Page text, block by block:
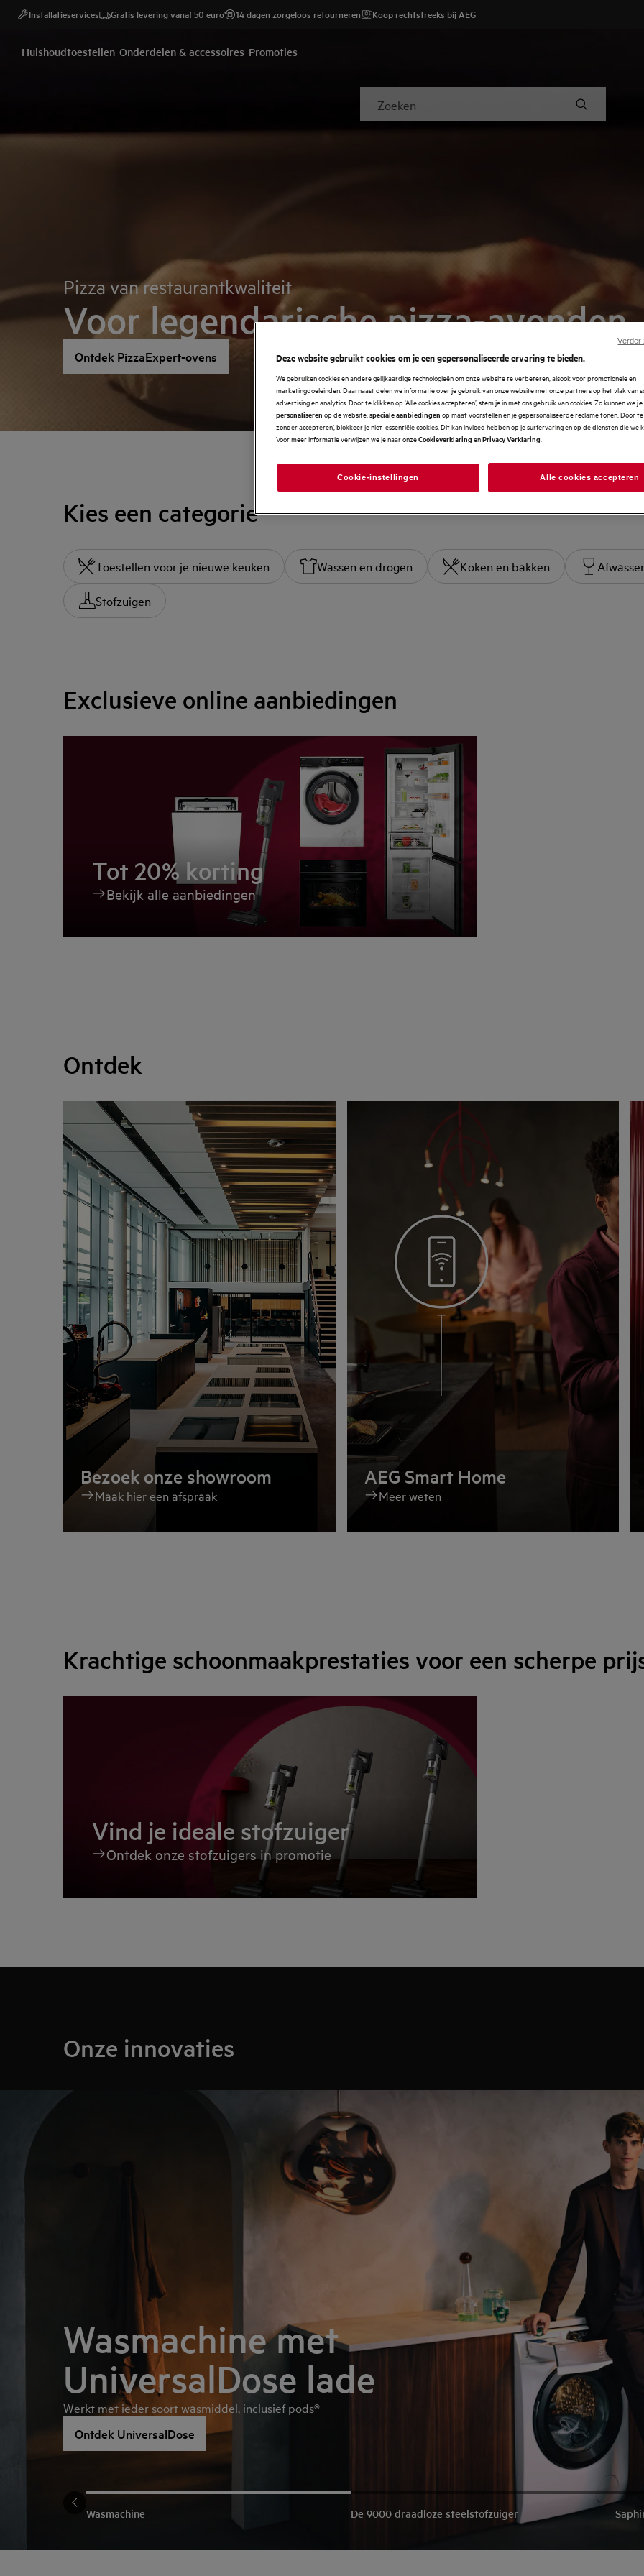
Installatieservices Gratis levering vanaf 50 euro 14 dagen zorgeloos retourneren Koop rechtstreeks bij AEG
Huishoudtoestellen Onderdelen & accessoires Promoties
Zoeken
AEG - Hero Block
Pizza van restaurantkwaliteit
Voor legendarische pizza-avonden
Ontdek PizzaExpert-ovens
Kies een categorie
Toestellen voor je nieuwe keuken Wassen en drogen Koken en bakken
Stofzuigen
Exclusieve online aanbiedingen
Tot 20% korting
Bekijk alle aanbiedingen
Ontdek
Bezoek onze showroom
Maak hier een afspraak
AEG Smart Home
Meer weten
Krachtige schoonmaakprestaties voor een scherpe
Vind je ideale stofzuiger
Ontdek onze stofzuigers in promotie
Onze innovaties
Wasmachine met
UniversalDose lade
Werkt met ieder soort wasmiddel, inclusief pods®
Ontdek UniversalDose
Wasmachine De 9000 draadloze steelstofzuiger
Deze website gebruikt cookies om je een gepersonaliseerde ervaring te bieden.
We gebruiken cookies en andere gelijkaardige technologieën om onze website te verbeteren, alsook voor promotionele en
marketingdoeleinden. Daarnaast delen we informatie over je gebruik van onze website met onze partners op het vlak van
advertising en analytics. Door te klikken op ‘Alle cookies accepteren’, stem je in met ons gebruik van cookies. Zo kunnen we
personaliseren op de website, speciale aanbiedingen op maat voorstellen en je gepersonaliseerde reclame tonen. Door
zonder accepteren’, blokkeer je niet-essentiële cookies. Dit kan invloed hebben op je surfervaring en op de diensten die we
Voor meer informatie verwijzen we je naar onzeCookieverklaring enPrivacy Verklaring
Cookie-instellingen Alle cookies accepteren
Verder